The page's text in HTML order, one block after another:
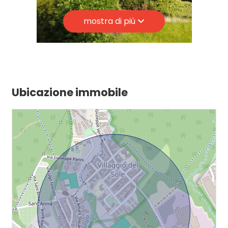
Centri commerciali
Uffici comunalimostra di più
Ubicazione immobile